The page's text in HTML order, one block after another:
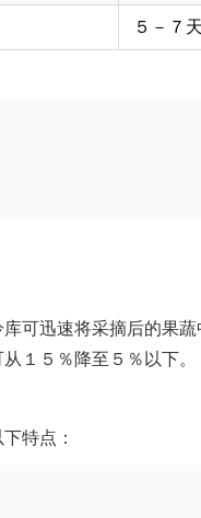
５－７天
可迅速将采摘后的果
１５％降至５％以下。
特点：